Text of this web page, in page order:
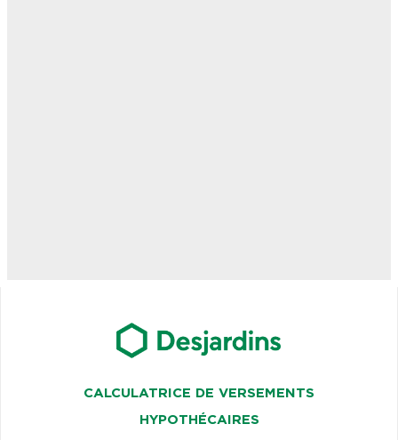
CALCULATRICE DE VERSEMENTS
HYPOTHÉCAIRES